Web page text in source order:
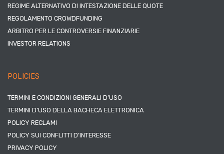
REGIME ALTERNATIVO DI INTESTAZIONE DELLE QUOTE
REGOLAMENTO CROWDFUNDING
ARBITRO PER LE CONTROVERSIE FINANZIARIE
INVESTOR RELATIONS
POLICIES
TERMINI E CONDIZIONI GENERALI D’USO
TERMINI D’USO DELLA BACHECA ELETTRONICA
POLICY RECLAMI
POLICY SUI CONFLITTI D’INTERESSE
PRIVACY POLICY